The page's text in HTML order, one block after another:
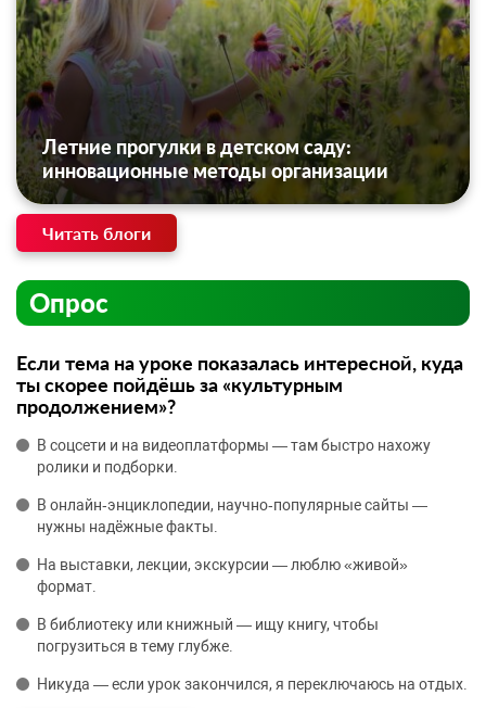
Летние прогулки в детском саду:
инновационные методы организации
Читать блоги
Опрос
Если тема на уроке показалась интересной, куда
ты скорее пойдёшь за «культурным
продолжением»?
В соцсети и на видеоплатформы — там быстро нахожу
ролики и подборки.
В онлайн‑энциклопедии, научно‑популярные сайты —
нужны надёжные факты.
На выставки, лекции, экскурсии — люблю «живой»
формат.
В библиотеку или книжный — ищу книгу, чтобы
погрузиться в тему глубже.
Никуда — если урок закончился, я переключаюсь на отдых.